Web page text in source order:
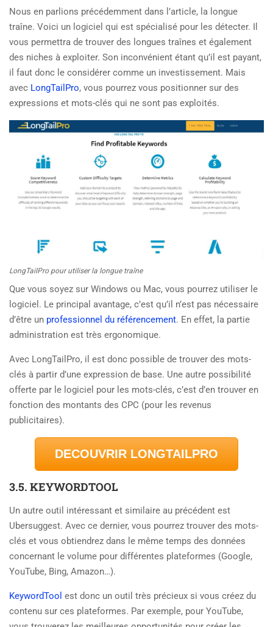
Nous en parlions précédemment dans l’article, la longue
traîne. Voici un logiciel qui est spécialisé pour les détecter. Il
vous permettra de trouver des longues traînes et également
des niches à exploiter. Son inconvénient étant qu’il est payant,
il faut donc le considérer comme un investissement. Mais
avec LongTailPro, vous pourrez vous positionner sur des
expressions et mots-clés qui ne sont pas exploités.
LongTailPro pour utiliser la longue traîne
Que vous soyez sur Windows ou Mac, vous pourrez utiliser le
logiciel. Le principal avantage, c’est qu’il n’est pas nécessaire
d’être un professionnel du référencement. En effet, la partie
administration est très ergonomique.
Avec LongTailPro, il est donc possible de trouver des mots-
clés à partir d’une expression de base. Une autre possibilité
offerte par le logiciel pour les mots-clés, c’est d’en trouver en
fonction des montants des CPC (pour les revenus
publicitaires).
DECOUVRIR LONGTAILPRO
3.5. KEYWORDTOOL
Un autre outil intéressant et similaire au précédent est
Ubersuggest. Avec ce dernier, vous pourrez trouver des mots-
clés et vous obtiendrez dans le même temps des données
concernant le volume pour différentes plateformes (Google,
YouTube, Bing, Amazon…).
KeywordTool est donc un outil très précieux si vous créez du
contenu sur ces plateformes. Par exemple, pour YouTube,